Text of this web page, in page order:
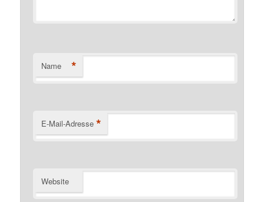
Name *
E-Mail-Adresse *
Website